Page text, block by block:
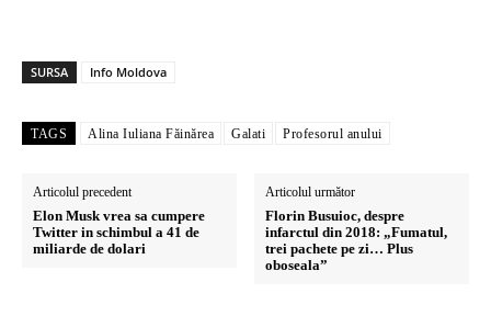
SURSA Info Moldova
TAGS Alina Iuliana Făinărea Galati Profesorul anului
Articolul precedent
Elon Musk vrea sa cumpere
Twitter in schimbul a 41 de
miliarde de dolari
Articolul următor
Florin Busuioc, despre
infarctul din 2018: „Fumatul,
trei pachete pe zi… Plus
oboseala”